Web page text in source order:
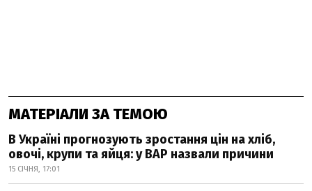
МАТЕРІАЛИ ЗА ТЕМОЮ
В Україні прогнозують зростання цін на хліб,
овочі, крупи та яйця: у ВАР назвали причини
15 СІЧНЯ, 17:01